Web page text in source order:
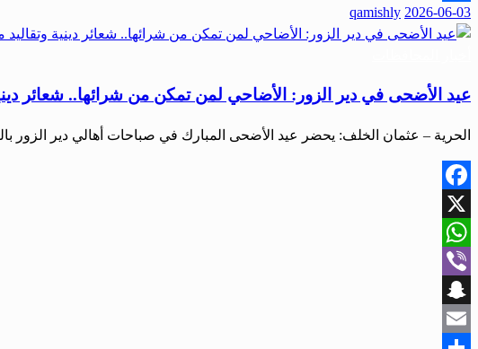
Share
2026-06-03
qamishly
عيد الأضحى في دير الزور: الأضاحي لمن تمكن من شرائها.. شعائر
الحرية – عثمان الخلف: يحضر عيد الأضحى المبارك في صباحات أهالي دير الزور
Facebook
X
WhatsApp
Viber
Snapchat